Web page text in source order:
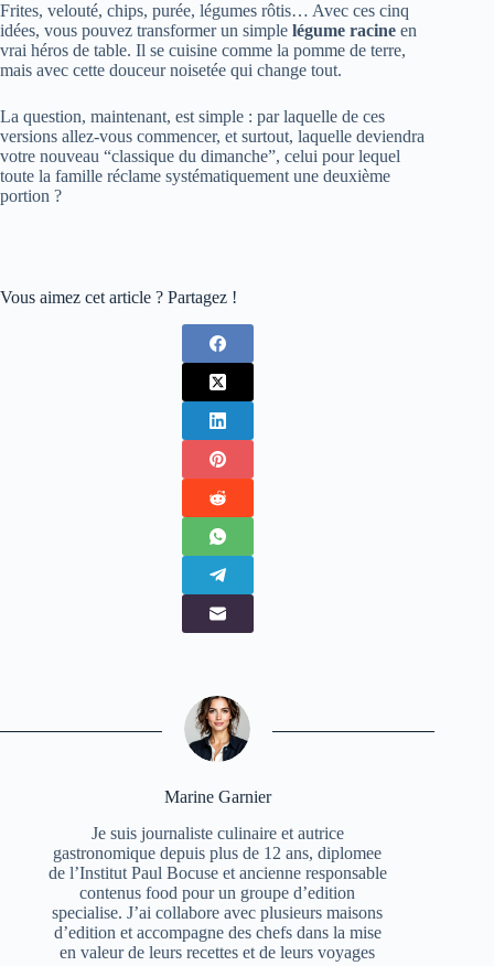
Frites, velouté, chips, purée, légumes rôtis… Avec ces cinq
idées, vous pouvez transformer un simple légume racine en
vrai héros de table. Il se cuisine comme la pomme de terre,
mais avec cette douceur noisetée qui change tout.
La question, maintenant, est simple : par laquelle de ces
versions allez-vous commencer, et surtout, laquelle deviendra
votre nouveau “classique du dimanche”, celui pour lequel
toute la famille réclame systématiquement une deuxième
portion ?
Vous aimez cet article ? Partagez !
Marine Garnier
Je suis journaliste culinaire et autrice
gastronomique depuis plus de 12 ans, diplomee
de l’Institut Paul Bocuse et ancienne responsable
contenus food pour un groupe d’edition
specialise. J’ai collabore avec plusieurs maisons
d’edition et accompagne des chefs dans la mise
en valeur de leurs recettes et de leurs voyages